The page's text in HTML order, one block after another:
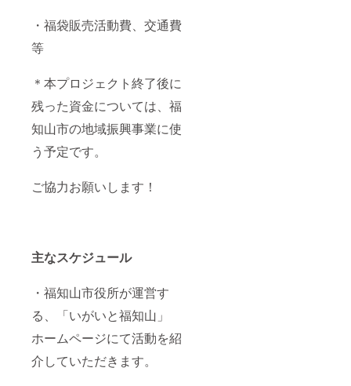
・福袋販売活動費、交通費
等
＊本プロジェクト終了後に
残った資金については、福
知山市の地域振興事業に使
う予定です。
ご協力お願いします！
主なスケジュール
・福知山市役所が運営す
る、「いがいと福知山」
ホームページにて活動を紹
介していただきます。